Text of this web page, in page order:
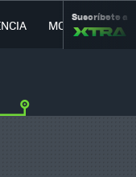
MOVILIDAD
Suscríbete a